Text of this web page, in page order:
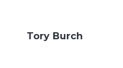
Tory Burch